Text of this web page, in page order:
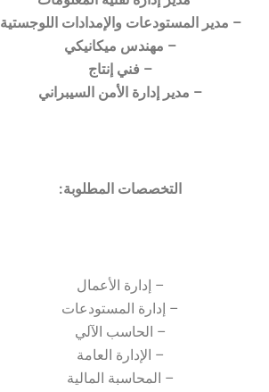
– مدير المستودعات والإمدادات اللوجستية
– مهندس ميكانيكي
– فني إنتاج
– مدير إدارة الأمن السيبراني
التخصصات المطلوبة:
– إدارة الأعمال
– إدارة المستودعات
– الحاسب الآلي
– الإدارة العامة
– المحاسبة المالية